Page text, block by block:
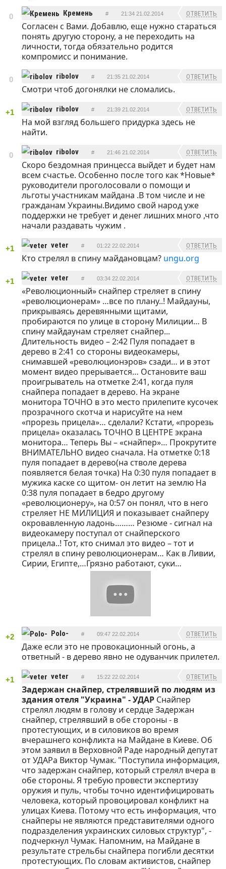
0 Кремень # 21:34 21.02.2014 ОТВЕТИТЬ
Согласен с Вами. Добавлю, еще нужно стараться
понять другую сторону, а не переходить на
личности, тогда обязательно родится
компромисс и понимание.
0 ribolov # 21:35 21.02.2014 ОТВЕТИТЬ
Смотри чтоб догонялки не сломались.
+1 ribolov # 21:39 21.02.2014 ОТВЕТИТЬ
На мой взгляд большего придурка здесь не
найти.
0 ribolov # 21:46 21.02.2014 ОТВЕТИТЬ
Скоро бездомная принцесса выйдет и будет нам
всем счастье. Особенно после того как *Новые*
руководители проголосовали о помощи и
льготы участникам майдана .В том числе и не
гражданам Украины.Видимо свой народ уже
поддержки не требует и денег лишних много ,что
начали раздавать чужим .
+1 veter # 01:22 22.02.2014 ОТВЕТИТЬ
Кто стрелял в спину майдановцам? ungu.org
+1 veter # 03:34 22.02.2014 ОТВЕТИТЬ
«Революционный» снайпер стреляет в спину
«революционерам» …все по плану..! Майдауны,
прикрываясь деревянными щитами,
пробираются по улице в сторону Милиции… В
спину майдаунам стреляет снайпер...
Длительность видео – 2:42 Пуля попадает в
дерево в 2:41 со стороны видеокамеры,
снимавшей «революционэров» сзади… и в этот
момент видео прерывается… Остановите ваш
проигрыватель на отметке 2:41, когда пуля
снайпера попадает в дерево. На экране
монитора ТОЧНО в это место прилепите кусочек
прозрачного скотча и нарисуйте на нем
«прорезь прицела»… сделали? Кстати, «прорезь
прицела» оказалась ТОЧНО В ЦЕНТРЕ экрана
монитора… Теперь Вы – «снайпер»… Прокрутите
ВНИМАТЕЛЬНО видео сначала. На отметке 0:18
пуля попадает в дерево(на стволе дерева
появляется белая точка) На 0:30 пуля попадает в
мужика каске со щитом- он летит на землю На
0:38 пуля попадает в бедро другому
«революционеру», на 0:57 он понял, что в него
стреляет НЕ МИЛИЦИЯ и показывает снайперу
окровавленную ладонь……… Резюме - сигнал на
видеокамеру поступал от снайперского
прицела..! Тот, кто снимал это видео – тот и
стрелял в спину революционерам… Как в Ливии,
Сирии, Египте,…Грязно работают, суки…
+2 Polo- # 09:47 22.02.2014 ОТВЕТИТЬ
Даже если это не провокационный огонь, а
ответный - в дерево явно не одуванчик прилетел.
+1 veter # 15:22 22.02.2014 ОТВЕТИТЬ
Задержан снайпер, стрелявший по людям из
здания отеля "Украина" - УДАР Снайпер
стрелял людям в голову и сердце Задержан
снайпер, стрелявший в обе стороны - в
протестующих, и в силовиков во время
вчерашнего конфликта на Майдане в Киеве. Об
этом заявил в Верховной Раде народный депутат
от УДАРа Виктор Чумак. "Поступила информация,
что задержан снайпер, который стрелял вчера в
обе стороны. Я требую провести экспертизу
оружия и пуль, чтобы точно идентифицировать
человека, который провоцировал конфликт на
улицах Киева. Потому что есть информация, что
снайперы не являются представителями одного
подразделения украинских силовых структур", -
подчеркнул Чумак. Напомним, на Майдане в
результате стрельбы снайпера погибли десятки
протестующих. По словам активистов, снайпер